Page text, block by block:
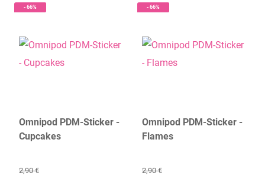
- 66%
Omnipod PDM-Sticker -
Cupcakes
2,90 €
- 66%
Omnipod PDM-Sticker -
Flames
2,90 €